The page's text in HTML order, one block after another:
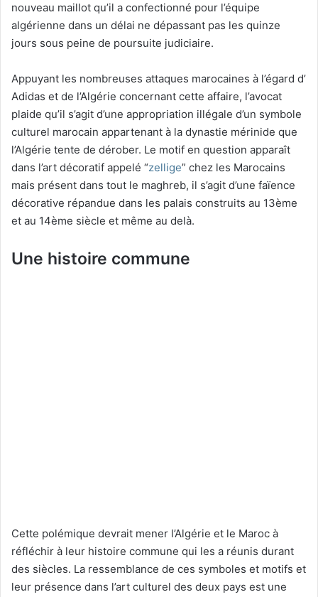
nouveau maillot qu’il a confectionné pour l’équipe
algérienne dans un délai ne dépassant pas les quinze
jours sous peine de poursuite judiciaire.
Appuyant les nombreuses attaques marocaines à l’égard d’
Adidas et de l’Algérie concernant cette affaire, l’avocat
plaide qu’il s’agit d’une appropriation illégale d’un symbole
culturel marocain appartenant à la dynastie mérinide que
l’Algérie tente de dérober. Le motif en question apparaît
dans l’art décoratif appelé “zellige” chez les Marocains
mais présent dans tout le maghreb, il s’agit d’une faïence
décorative répandue dans les palais construits au 13ème
et au 14ème siècle et même au delà.
Une histoire commune
Cette polémique devrait mener l’Algérie et le Maroc à
réfléchir à leur histoire commune qui les a réunis durant
des siècles. La ressemblance de ces symboles et motifs et
leur présence dans l’art culturel des deux pays est une